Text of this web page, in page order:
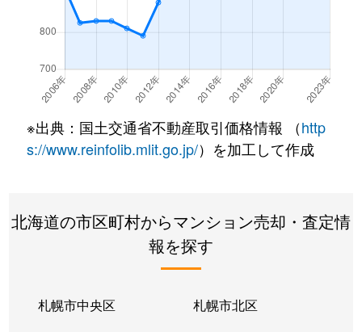
※出典：国土交通省不動産取引価格情報 （http
s://www.reinfolib.mlit.go.jp/）を加工して作成
北海道の市区町村からマンション売却・査定情
報を探す
札幌市中央区 札幌市北区